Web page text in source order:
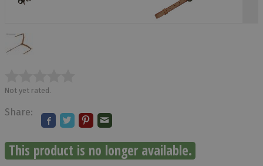
Not yet rated.
Share:
This product is no longer available.